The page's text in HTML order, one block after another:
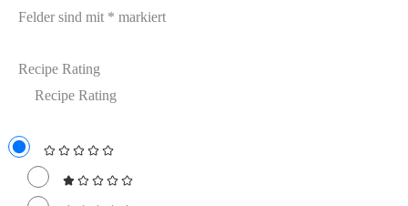
Felder sind mit * markiert
Recipe Rating
Recipe Rating